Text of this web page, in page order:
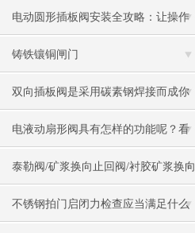
电动圆形插板阀安装全攻略：让操作
变得简单高效！
铸铁镶铜闸门
双向插板阀是采用碳素钢焊接而成你
可知晓？
电液动扇形阀具有怎样的功能呢？看
这里
泰勒阀/矿浆换向止回阀/衬胶矿浆换向
三通止回阀
不锈钢拍门启闭力检查应当满足什么